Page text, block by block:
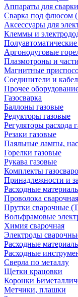
Аппараты для
Сварка под флюсом
Аксессуары для
Клеммы и
Аргонодуговые
Плазмотроны и
Магнитные
Соединители и
Прочее
Газосварка
Баллоны газовые
Редукторы газовые
Регуляторы расхода
Резаки газовые
Паяльные лампы,
Горелки газовые
Рукава газовые
Комплекты
Принадлежности и
Расходные
Проволока
Прутки сварочные
Вольфрамовые
Химия сварочная
Электроды
Расходные
Расходные
Сверла по металлу
Щетки крацовки
Коронки
Метчики, плашки